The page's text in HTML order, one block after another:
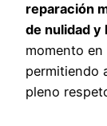
reparación
de nulidad y
momento
permitiendo
pleno